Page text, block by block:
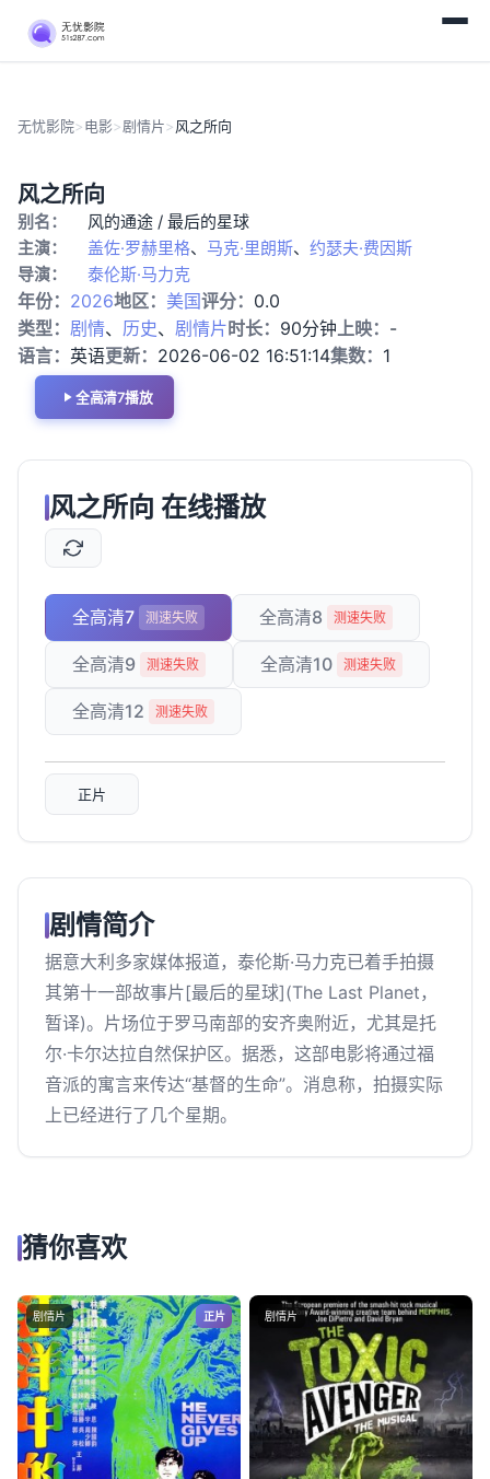
无忧影院>电影>剧情片>风之所向
风之所向
别名：
风的通途 / 最后的星球
主演：
盖佐·罗赫里格、 马克·里朗斯、 约瑟夫·费因斯
导演：
泰伦斯·马力克
年份： 2026地区： 美国评分： 0.0
类型： 剧情、 历史、 剧情片时长： 90分钟上映： -
语言： 英语更新： 2026-06-02 16:51:14集数： 1
全高清7播放
风之所向 在线播放
全高清7 测速失败 全高清8 测速失败
全高清9 测速失败 全高清10 测速失败
全高清12 测速失败
正片
剧情简介
据意大利多家媒体报道，泰伦斯·马力克已着手拍摄
其第十一部故事片[最后的星球](The Last Planet，
暂译)。片场位于罗马南部的安齐奥附近，尤其是托
尔·卡尔达拉自然保护区。据悉，这部电影将通过福
音派的寓言来传达“基督的生命”。消息称，拍摄实际
上已经进行了几个星期。
猜你喜欢
剧情片 正片 剧情片